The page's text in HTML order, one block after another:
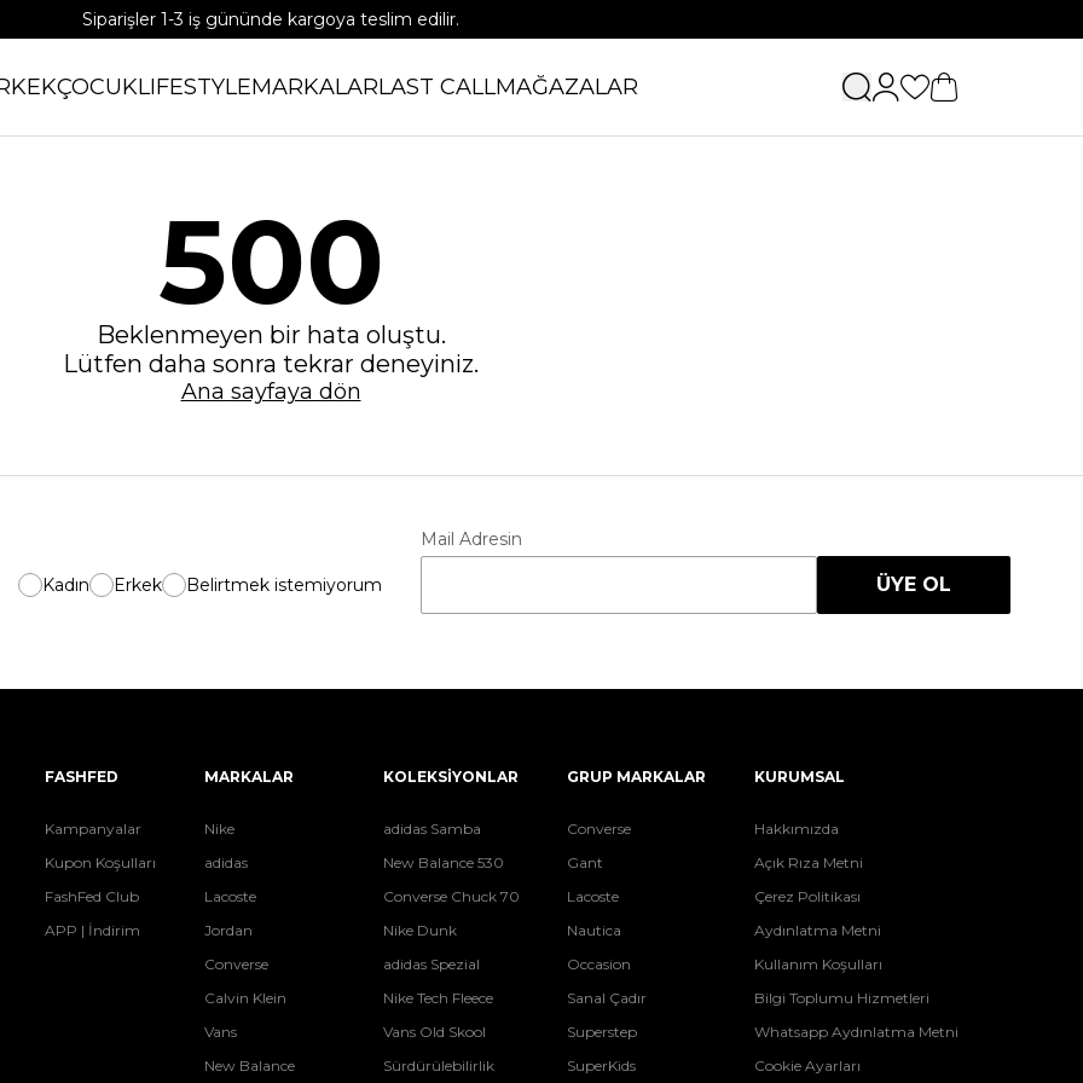
Siparişler 1-3 iş gününde kargoya teslim edilir.
ÇOCUKLIFESTYLEMARKALARLAST CALLMAĞAZALAR
500
Beklenmeyen bir hata oluştu.
Lütfen daha sonra tekrar deneyiniz.
Ana sayfaya dön
Kadın Erkek Belirtmek istemiyorum
Mail Adresin
ÜYE OL
FASHFED
Kampanyalar
Kupon Koşulları
FashFed Club
APP | İndirim
MARKALAR
Nike
adidas
Lacoste
Jordan
Converse
Calvin Klein
Vans
New Balance
KOLEKSİYONLAR
adidas Samba
New Balance 530
Converse Chuck 70
Nike Dunk
adidas Spezial
Nike Tech Fleece
Vans Old Skool
Sürdürülebilirlik
GRUP MARKALAR
Converse
Gant
Lacoste
Nautica
Occasion
Sanal Çadır
Superstep
SuperKids
KURUMSAL
Hakkımızda
Açık Rıza Metni
Çerez Politikası
Aydınlatma Metni
Kullanım Koşulları
Bilgi Toplumu Hizmetleri
Whatsapp Aydınlatma Metni
Cookie Ayarları